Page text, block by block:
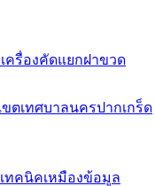
ครื่องคัดแยกฝาขวด
ตเทศบาลนครปากเกร็ด
ทคนิคเหมืองข้อมูล